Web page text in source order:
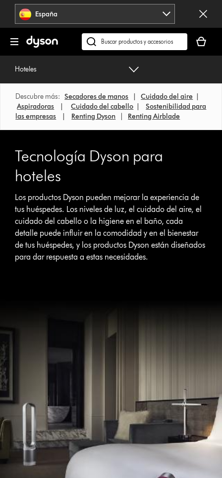
Omitir
navegación España
Buscar
en
cesta
está
Hoteles
Descubre más:Secadores de manos |Cuidado del aire
Aspiradoras |Cuidado del cabello
Sostenibilidad para
las empresas
Renting Dyson Renting Airblade
Tecnología Dyson para
hoteles
Los productos Dyson pueden mejorar la experiencia de
tus huéspedes. Los niveles de luz, el cuidado del aire, el
cuidado del cabello o la higiene en el baño, cada
detalle puede influir en la comodidad y en el bienestar
de tus huéspedes, y los productos Dyson están diseñados
para dar respuesta a estas necesidades.